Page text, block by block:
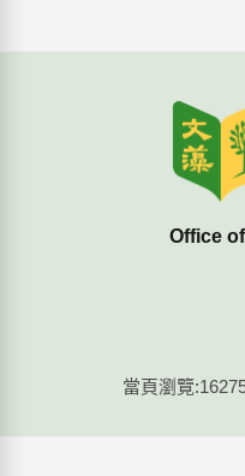
Office
當頁瀏覽